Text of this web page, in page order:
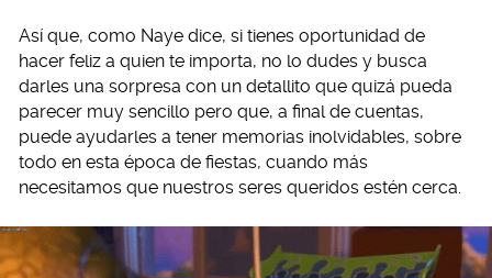
Así que, como Naye dice, si tienes oportunidad de
hacer feliz a quien te importa, no lo dudes y busca
darles una sorpresa con un detallito que quizá pueda
parecer muy sencillo pero que, a final de cuentas,
puede ayudarles a tener memorias inolvidables, sobre
todo en esta época de fiestas, cuando más
necesitamos que nuestros seres queridos estén cerca.